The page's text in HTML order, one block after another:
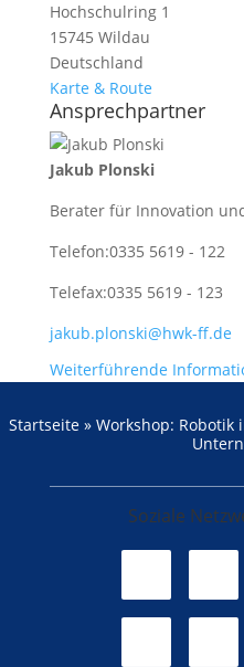
Hochschulring 1
15745 Wildau
Deutschland
Karte & Route
Ansprechpartner
Jakub Plonski
Berater für Innovation
Telefon:0335 5619 - 122
Telefax:0335 5619 - 123
jakub.plonski@hwk-ff.de
Weiterführende
Startseite » Workshop: Robotik
Soziale